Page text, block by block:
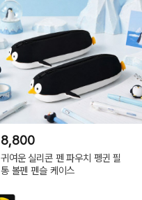
8,800
귀여운 실리콘 펜 파우치 펭귄 필
통 볼펜 펜슬 케이스